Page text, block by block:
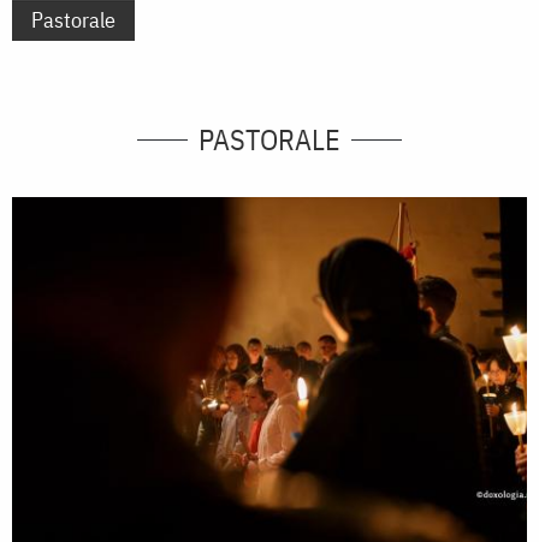
Pastorale
PASTORALE